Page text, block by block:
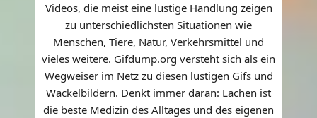
Videos, die meist eine lustige Handlung zeigen
zu unterschiedlichsten Situationen wie
Menschen, Tiere, Natur, Verkehrsmittel und
vieles weitere. Gifdump.org versteht sich als ein
Wegweiser im Netz zu diesen lustigen Gifs und
Wackelbildern. Denkt immer daran: Lachen ist
die beste Medizin des Alltages und des eigenen